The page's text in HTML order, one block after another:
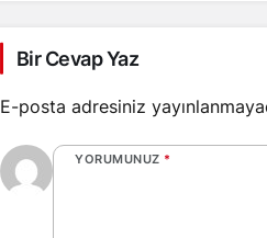
Bir Cevap Yaz
E-posta adresiniz
YORUMUNUZ *